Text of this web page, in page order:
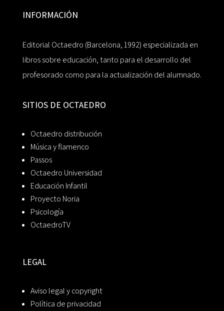
INFORMACIÓN
Editorial Octaedro (Barcelona, 1992) especializada en
libros sobre educación, tanto para el desarrollo del
profesorado como para la actualización del alumnado.
SITIOS DE OCTAEDRO
Octaedro distribución
Música y flamenco
Passos
Octaedro Universidad
Educación Infantil
Proyecto Noria
Psicología
OctaedroTV
LEGAL
Aviso legal y copyright
Política de privacidad